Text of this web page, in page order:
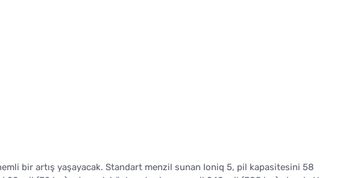
bir artış yaşayacak. Standart menzil sunan Ioniq 5, pil kapasitesini 58